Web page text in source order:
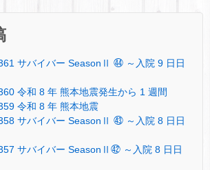
サバイバー SeasonⅡ ㊹ ～入院 9 日日
令和 8 年 熊本地震発生から 1 週間
令和 8 年 熊本地震
サバイバー SeasonⅡ ㊸ ～入院 8 日日
サバイバー SeasonⅡ㊷ ～入院 8 日日